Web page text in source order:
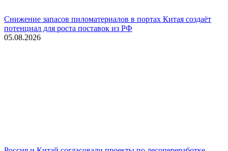
Снижение запасов пиломатериалов в портах Китая создаёт
потенциал для роста поставок из РФ
05.08.2026